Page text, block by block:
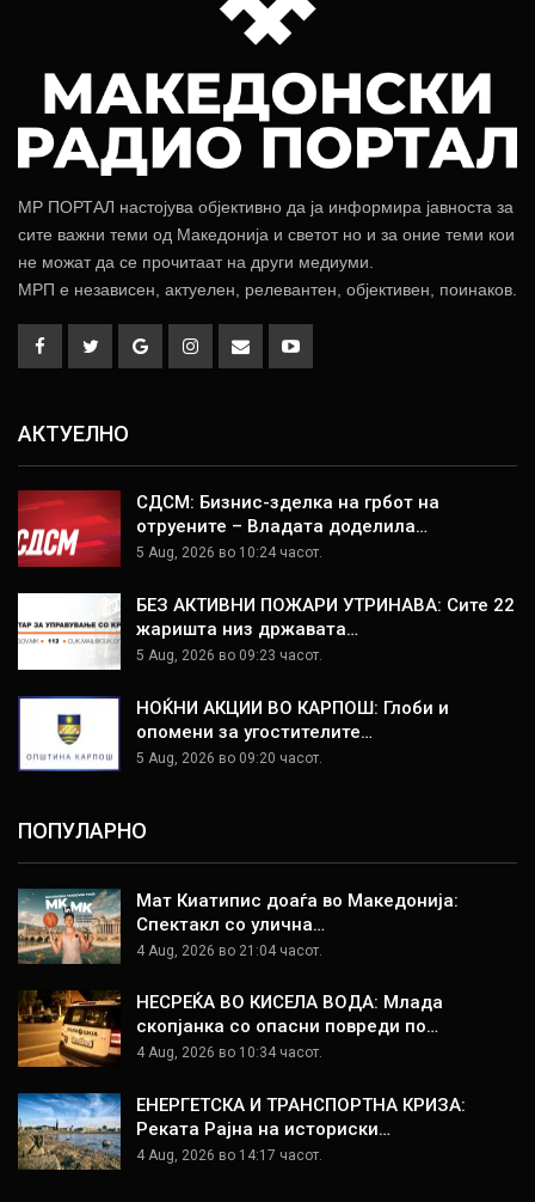
МР ПОРТАЛ настојува објективно да ја информира јавноста за
сите важни теми од Македонија и светот но и за оние теми кои
не можат да се прочитаат на други медиуми.
МРП е независен, актуелен, релевантен, објективен, поинаков.
АКТУЕЛНО
СДСМ: Бизнис-зделка на грбот на
отруените – Владата доделила…
5 Aug, 2026 во 10:24 часот.
БЕЗ АКТИВНИ ПОЖАРИ УТРИНАВА: Сите 22
жаришта низ државата…
5 Aug, 2026 во 09:23 часот.
НОЌНИ АКЦИИ ВО КАРПОШ: Глоби и
опомени за угостителите…
5 Aug, 2026 во 09:20 часот.
ПОПУЛАРНО
Мат Киатипис доаѓа во Македонија:
Спектакл со улична…
4 Aug, 2026 во 21:04 часот.
НЕСРЕЌА ВО КИСЕЛА ВОДА: Млада
скопјанка со опасни повреди по…
4 Aug, 2026 во 10:34 часот.
ЕНЕРГЕТСКА И ТРАНСПОРТНА КРИЗА:
Реката Рајна на историски…
4 Aug, 2026 во 14:17 часот.